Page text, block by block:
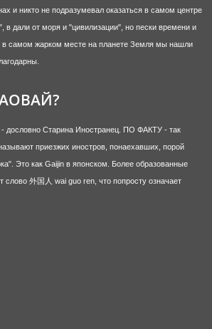
и никто не подразумевал оказаться в самом центре
в дали от моря и "цивилизации", но пески времени и
в самом жарком месте на планете Земля мы нашли
- дословно Старина Иностранец. ПО ФАКТУ - так
приезжих иностров, понаехавших, порой
Это как Gaijin в японском. Более образованные
слово 外国人 wai guo ren, что попросту означает